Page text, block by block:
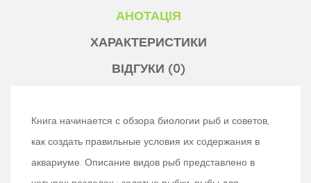
АНОТАЦІЯ
ХАРАКТЕРИСТИКИ
ВІДГУКИ (0)
Книга начинается с обзора биологии рыб и советов,
как создать правильные условия их содержания в
аквариуме. Описание видов рыб представлено в